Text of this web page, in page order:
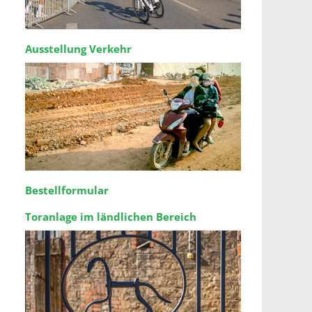
Ausstellung Verkehr
Bestellformular
Toranlage im ländlichen Bereich